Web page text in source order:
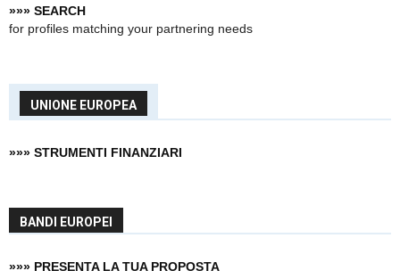
»»» SEARCH
for profiles matching your partnering needs
UNIONE EUROPEA
»»» STRUMENTI FINANZIARI
BANDI EUROPEI
»»» PRESENTA LA TUA PROPOSTA